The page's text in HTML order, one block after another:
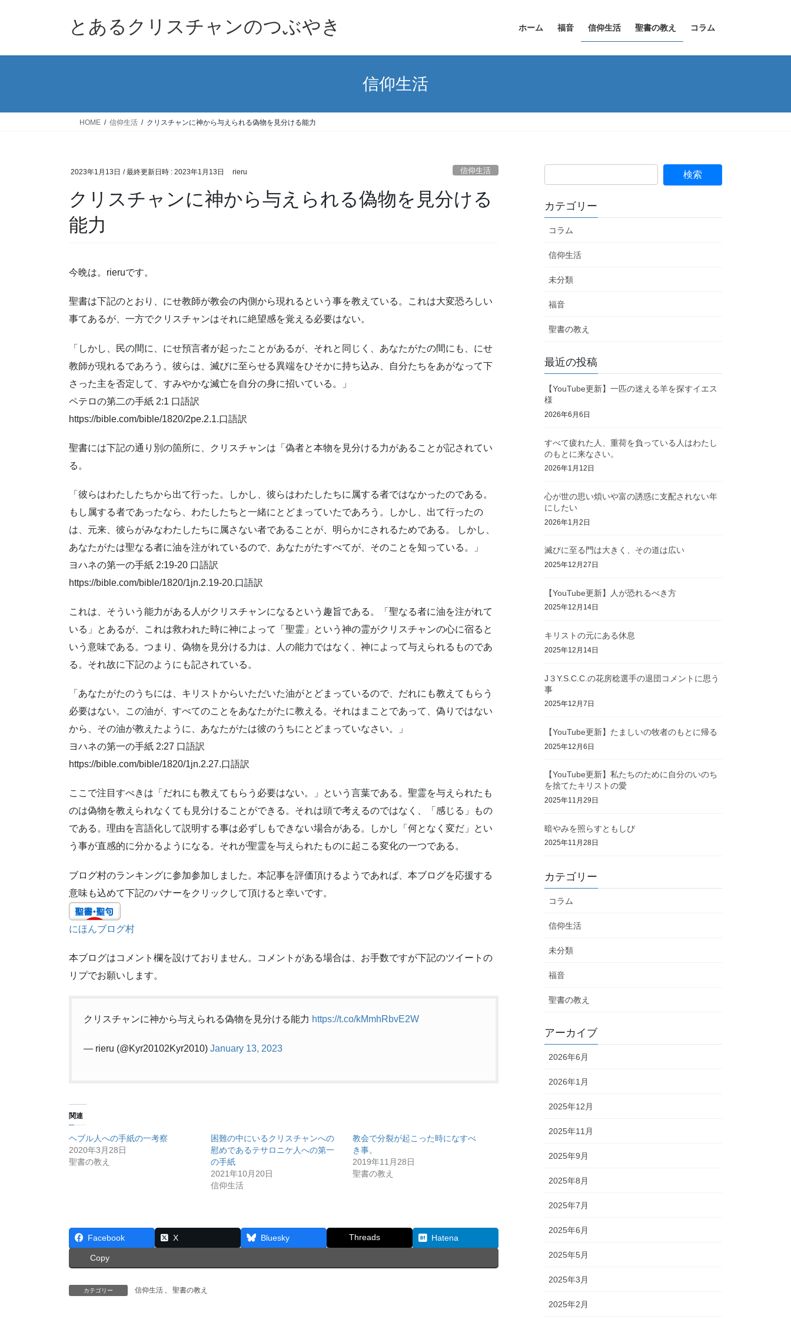
とあるクリスチャンのつぶやき ホーム 福音 信仰生活 聖書の教え コラム
信仰生活
HOME 信仰生活 クリスチャンに神から与えられる偽物を見分ける能力
2023年1月13日 / 最終更新日時 : 2023年1月13日 rieru 信仰生活
クリスチャンに神から与えられる偽物を見分ける
能力
今晩は。rieruです。
聖書は下記のとおり、にせ教師が教会の内側から現れるという事を教えている。これは大変恐ろしい
事てあるが、一方でクリスチャンはそれに絶望感を覚える必要はない。
「しかし、民の間に、にせ預言者が起ったことがあるが、それと同じく、あなたがたの間にも、にせ
教師が現れるであろう。彼らは、滅びに至らせる異端をひそかに持ち込み、自分たちをあがなって下
さった主を否定して、すみやかな滅亡を自分の身に招いている。」
‭‭ペテロの第二の手紙‬ ‭2‬:‭1‬ 口語訳‬
https://bible.com/bible/1820/2pe.2.1.口語訳
聖書には下記の通り別の箇所に、クリスチャンは「偽者と本物を見分ける力があることが記されてい
る。
「彼らはわたしたちから出て行った。しかし、彼らはわたしたちに属する者ではなかったのである。
もし属する者であったなら、わたしたちと一緒にとどまっていたであろう。しかし、出て行ったの
は、元来、彼らがみなわたしたちに属さない者であることが、明らかにされるためである。 しかし、
あなたがたは聖なる者に油を注がれているので、あなたがたすべてが、そのことを知っている。」
‭‭ヨハネの第一の手紙‬ ‭2‬:‭19‬-‭20‬ 口語訳‬
https://bible.com/bible/1820/1jn.2.19-20.口語訳
これは、そういう能力がある人がクリスチャンになるという趣旨である。「聖なる者に油を注がれて
いる」とあるが、これは救われた時に神によって「聖霊」という神の霊がクリスチャンの心に宿ると
いう意味である。つまり、偽物を見分ける力は、人の能力ではなく、神によって与えられるものであ
る。それ故に下記のようにも記されている。
「あなたがたのうちには、キリストからいただいた油がとどまっているので、だれにも教えてもらう
必要はない。この油が、すべてのことをあなたがたに教える。それはまことであって、偽りではない
から、その油が教えたように、あなたがたは彼のうちにとどまっていなさい。」
‭‭ヨハネの第一の手紙‬ ‭2‬:‭27‬ 口語訳‬
https://bible.com/bible/1820/1jn.2.27.口語訳
ここで注目すべきは「だれにも教えてもらう必要はない。」という言葉である。聖霊を与えられたも
のは偽物を教えられなくても見分けることができる。それは頭で考えるのではなく、「感じる」もの
である。理由を言語化して説明する事は必ずしもできない場合がある。しかし「何となく変だ」とい
う事が直感的に分かるようになる。それが聖霊を与えられたものに起こる変化の一つである。
ブログ村のランキングに参加参加しました。本記事を評価頂けるようであれば、本ブログを応援する
意味も込めて下記のバナーをクリックして頂けると幸いです。
にほんブログ村
本ブログはコメント欄を設けておりません。コメントがある場合は、お手数ですが下記のツイートの
リプでお願いします。
クリスチャンに神から与えられる偽物を見分ける能力 https://t.co/kMmhRbvE2W
— rieru (@Kyr20102Kyr2010) January 13, 2023
関連
ヘブル人への手紙の一考察
2020年3月28日
聖書の教え
困難の中にいるクリスチャンへの
慰めであるテサロニケ人への第一
の手紙
2021年10月20日
信仰生活
教会で分裂が起こった時になすべ
き事。
2019年11月28日
聖書の教え
Facebook X Bluesky Threads Hatena
Copy
カテゴリー 信仰生活 、 聖書の教え
カテゴリー
コラム
信仰生活
未分類
福音
聖書の教え
最近の投稿
【YouTube更新】一匹の迷える羊を探すイエス
様
2026年6月6日
すべて疲れた人、重荷を負っている人はわたし
のもとに来なさい。
2026年1月12日
心が世の思い煩いや富の誘惑に支配されない年
にしたい
2026年1月2日
滅びに至る門は大きく、その道は広い
2025年12月27日
【YouTube更新】人が恐れるべき方
2025年12月14日
キリストの元にある休息
2025年12月14日
J３Y.S.C.C.の花房稔選手の退団コメントに思う
事
2025年12月7日
【YouTube更新】たましいの牧者のもとに帰る
2025年12月6日
【YouTube更新】私たちのために自分のいのち
を捨てたキリストの愛
2025年11月29日
暗やみを照らすともしび
2025年11月28日
カテゴリー
コラム
信仰生活
未分類
福音
聖書の教え
アーカイブ
2026年6月
2026年1月
2025年12月
2025年11月
2025年9月
2025年8月
2025年7月
2025年6月
2025年5月
2025年3月
2025年2月